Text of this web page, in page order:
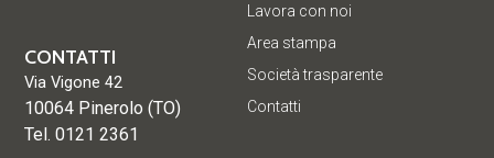
Lavora con noi
Area stampa
Società trasparente
Contatti
CONTATTI
Via Vigone 42
10064 Pinerolo (TO)
Tel. 0121 2361